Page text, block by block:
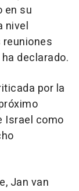
en su
nivel
declarado.
por la
Israel como
Jan van